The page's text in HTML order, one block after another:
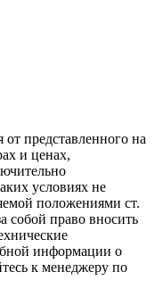
представленного на
и ценах,
условиях не
положениями ст.
собой право вносить
информации о
к менеджеру по